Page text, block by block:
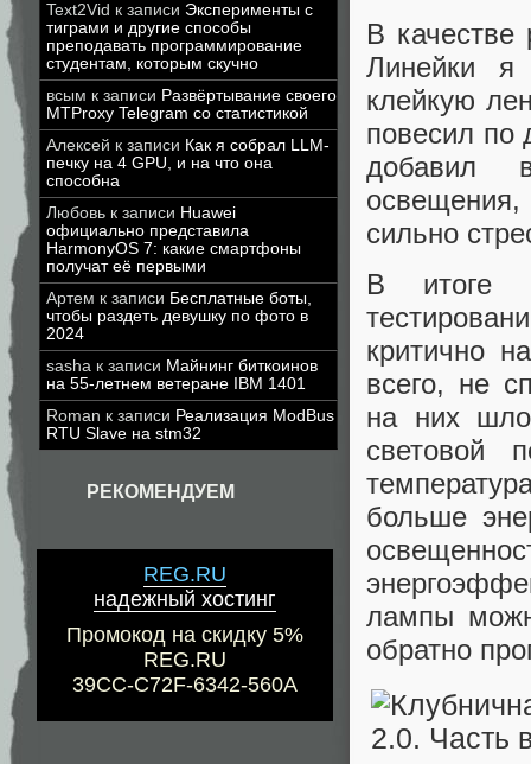
Text2Vid к записи Эксперименты с
тиграми и другие способы
преподавать программирование
студентам, которым скучно
всым к записи Развёртывание своего
MTProxy Telegram со статистикой
Алексей к записи Как я собрал LLM-
печку на 4 GPU, и на что она
способна
Любовь к записи Huawei
официально представила
HarmonyOS 7: какие смартфоны
получат её первыми
Артем к записи Бесплатные боты,
чтобы раздеть девушку по фото в
2024
sasha к записи Майнинг биткоинов
на 55-летнем ветеране IBM 1401
Roman к записи Реализация ModBus
RTU Slave на stm32
РЕКОМЕНДУЕМ
REG.RU
надежный хостинг
Промокод на скидку 5%
REG.RU
39CC-C72F-6342-560A
В
Линейки я
клейкую
повесил по
добавил
освещения,
сильно
В итоге
критично
всего, не
на них
больше
лампы
обратно